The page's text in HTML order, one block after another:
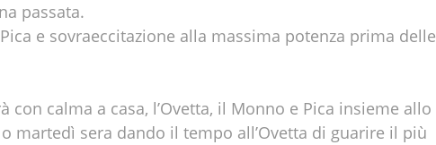
passata.
e sovraeccitazione alla massima potenza prima delle
calma a casa, l’Ovetta, il Monno e Pica insieme allo
martedì sera dando il tempo all’Ovetta di guarire il più